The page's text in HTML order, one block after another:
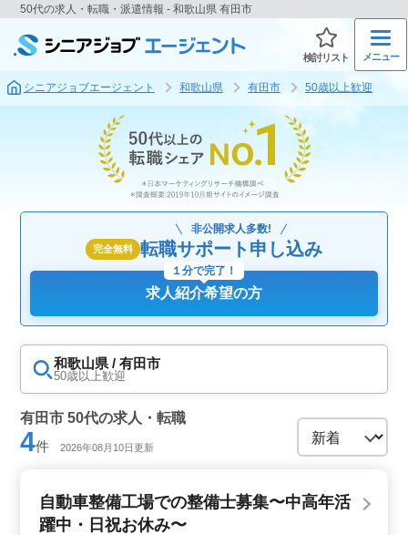
50代の求人・転職・派遣情報 - 和歌山県 有田市
検討リスト メニュー
シニアジョブエージェント 和歌山県 有田市 50歳以上歓迎
完全無料
非公開求人多数!
転職サポート申し込み
求人紹介希望の方
１分で完了！
和歌山県 / 有田市
50歳以上歓迎
有田市 50代の求人・転職
4件 2026年08月10日更新
自動車整備工場での整備士募集〜中高年活
躍中・日祝お休み〜